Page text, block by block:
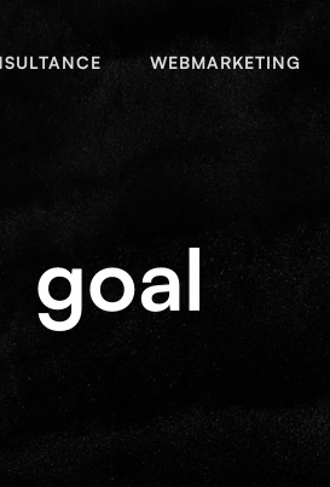
WEBMARKETING
goal